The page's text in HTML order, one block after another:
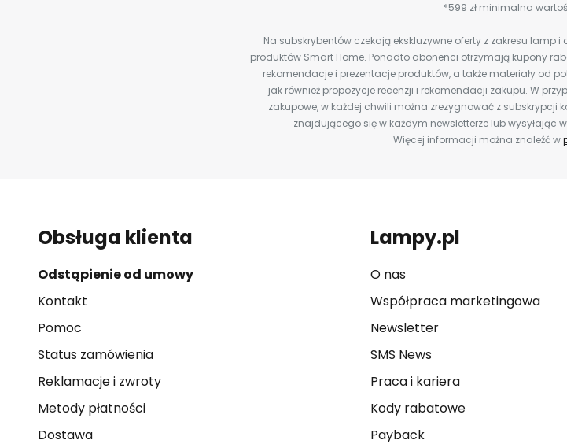
*599 zł minimalna
Na subskrybentów czekają ekskluzywne oferty z zakresu lamp
produktów Smart Home. Ponadto abonenci otrzymają kupony
rekomendacje i prezentacje produktów, a także materiały od
jak również propozycje recenzji i rekomendacji zakupu. W
zakupowe, w każdej chwili można zrezygnować z subskrypcji
znajdującego się w każdym newsletterze lub wysyłając
Więcej informacji można znaleźć w
Obsługa klienta
Odstąpienie od umowy
Kontakt
Pomoc
Status zamówienia
Reklamacje i zwroty
Metody płatności
Dostawa
Lampy.pl
O nas
Współpraca marketingowa
Newsletter
SMS News
Praca i kariera
Kody rabatowe
Payback